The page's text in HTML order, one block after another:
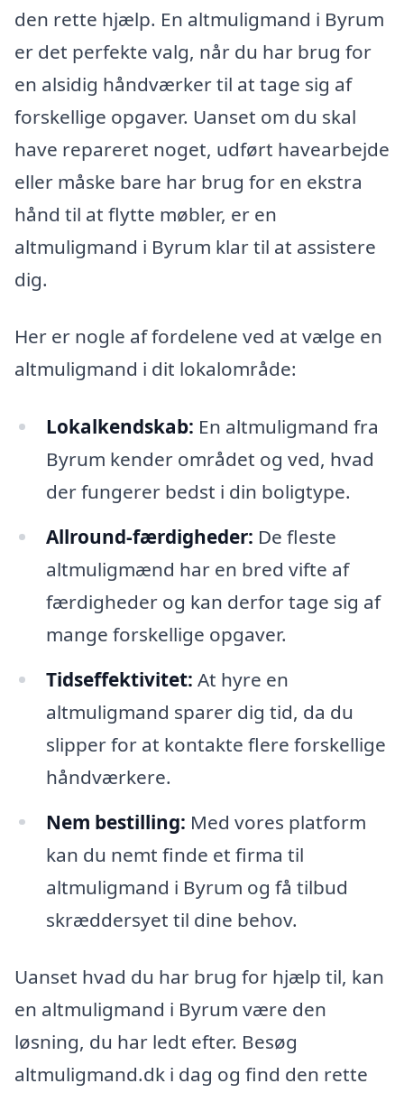
den rette hjælp. En altmuligmand i Byrum
er det perfekte valg, når du har brug for
en alsidig håndværker til at tage sig af
forskellige opgaver. Uanset om du skal
have repareret noget, udført havearbejde
eller måske bare har brug for en ekstra
hånd til at flytte møbler, er en
altmuligmand i Byrum klar til at assistere
dig.
Her er nogle af fordelene ved at vælge en
altmuligmand i dit lokalområde:
Lokalkendskab: En altmuligmand fra
Byrum kender området og ved, hvad
der fungerer bedst i din boligtype.
Allround-færdigheder: De fleste
altmuligmænd har en bred vifte af
færdigheder og kan derfor tage sig af
mange forskellige opgaver.
Tidseffektivitet: At hyre en
altmuligmand sparer dig tid, da du
slipper for at kontakte flere forskellige
håndværkere.
Nem bestilling: Med vores platform
kan du nemt finde et firma til
altmuligmand i Byrum og få tilbud
skræddersyet til dine behov.
Uanset hvad du har brug for hjælp til, kan
en altmuligmand i Byrum være den
løsning, du har ledt efter. Besøg
altmuligmand.dk i dag og find den rette